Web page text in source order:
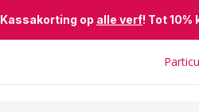
Kassakorting op alle verf! Tot 10%